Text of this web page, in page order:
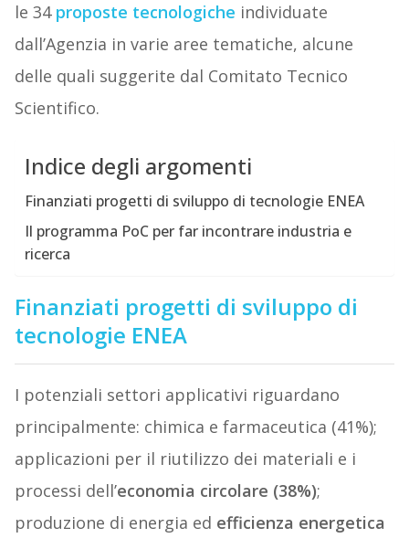
le 34 proposte tecnologiche individuate
dall’Agenzia in varie aree tematiche, alcune
delle quali suggerite dal Comitato Tecnico
Scientifico.
Indice degli argomenti
Finanziati progetti di sviluppo di tecnologie ENEA
Il programma PoC per far incontrare industria e
ricerca
Finanziati progetti di sviluppo di
tecnologie ENEA
I potenziali settori applicativi riguardano
principalmente: chimica e farmaceutica (41%);
applicazioni per il riutilizzo dei materiali e i
processi dell’economia circolare (38%);
produzione di energia ed efficienza energetica